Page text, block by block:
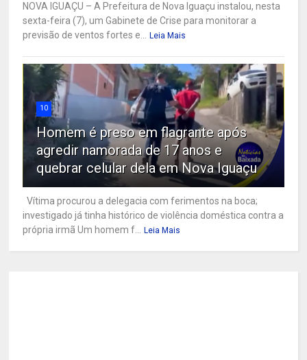
NOVA IGUAÇU – A Prefeitura de Nova Iguaçu instalou, nesta
sexta-feira (7), um Gabinete de Crise para monitorar a
previsão de ventos fortes e... Leia Mais
10
Homem é preso em flagrante após
agredir namorada de 17 anos e
quebrar celular dela em Nova Iguaçu
Vítima procurou a delegacia com ferimentos na boca;
investigado já tinha histórico de violência doméstica contra a
própria irmã Um homem f... Leia Mais